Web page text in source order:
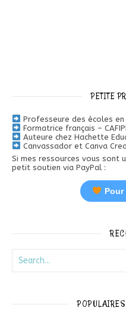
PETITE
Professeure des écoles en
Formatrice français –
Auteure chez Hachette
Canvassador et Canva
Si mes ressources vous sont
petit soutien via PayPal :